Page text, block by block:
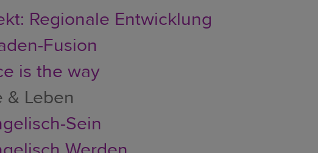
Regionale Entwicklung
Fusion
is the way
& Leben
Sein